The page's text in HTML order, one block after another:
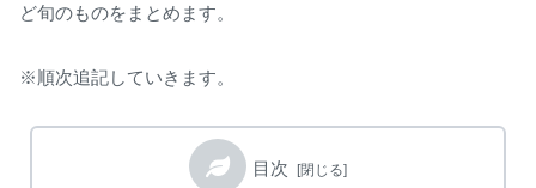
ど旬のものをまとめます。
※順次追記していきます。
目次